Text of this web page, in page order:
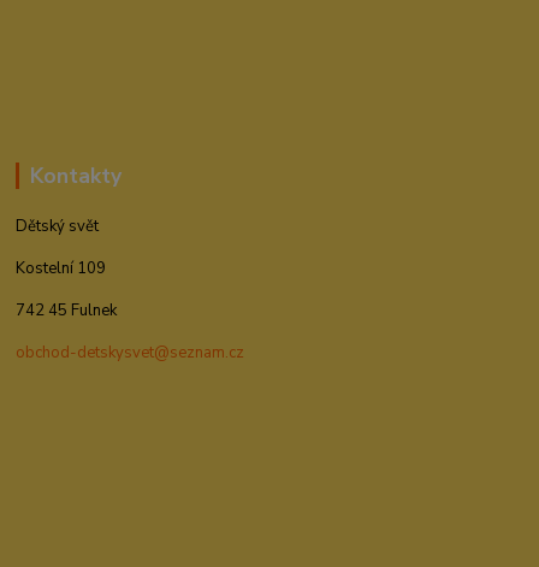
Kontakty
Dětský svět
Kostelní 109
742 45 Fulnek
obchod-detskysvet@seznam.cz